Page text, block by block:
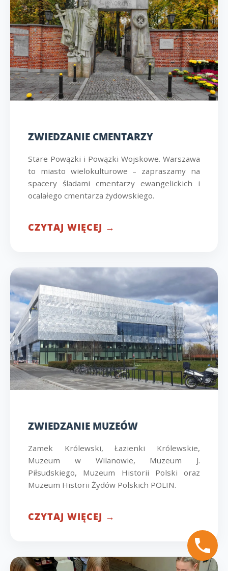
ZWIEDZANIE CMENTARZY
Stare Powązki i Powązki Wojskowe. Warszawa
to miasto wielokulturowe – zapraszamy na
spacery śladami cmentarzy ewangelickich i
ocalałego cmentarza żydowskiego.
CZYTAJ WIĘCEJ →
ZWIEDZANIE MUZEÓW
Zamek Królewski, Łazienki Królewskie,
Muzeum w Wilanowie, Muzeum J.
Piłsudskiego, Muzeum Historii Polski oraz
Muzeum Historii Żydów Polskich POLIN.
CZYTAJ WIĘCEJ →